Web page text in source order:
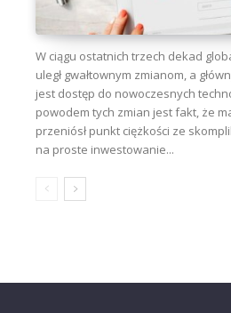
W ciągu ostatnich trzech dekad
uległ gwałtownym zmianom, a
jest dostęp do nowoczesnych
powodem tych zmian jest fakt, że
przeniósł punkt ciężkości ze
na proste inwestowanie...